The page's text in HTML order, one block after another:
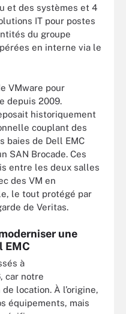
et des systèmes et 4
IT pour postes
du groupe
en interne via le
VMware pour
depuis 2009.
historiquement
couplant des
baies de Dell EMC
SAN Brocade. Ces
entre les deux salles
des VM en
le tout protégé par
de Veritas.
une
EMC
à
car notre
location. À l’origine,
équipements, mais